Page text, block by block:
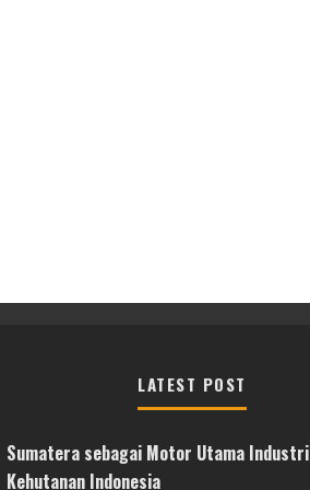
LATEST POST
Sumatera sebagai Motor Utama Industri
Kehutanan Indonesia